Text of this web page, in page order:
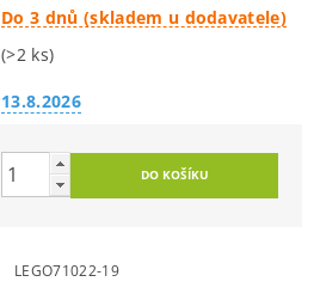
Do 3 dnů (skladem u dodavatele)
(>2 ks)
13.8.2026
LEGO71022-19